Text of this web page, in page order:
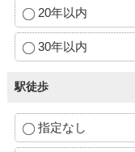
20年以内
30年以内
駅徒歩
指定なし